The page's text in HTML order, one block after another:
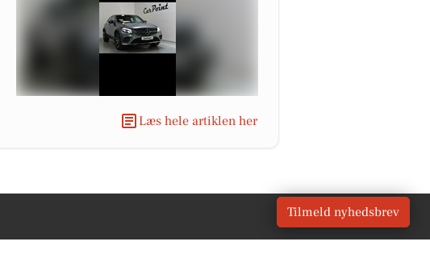
Læs hele artiklen her
Tilmeld nyhedsbrev